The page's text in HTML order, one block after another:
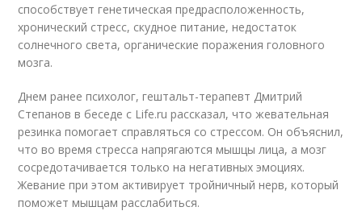
способствует генетическая предрасположенность,
хронический стресс, скудное питание, недостаток
солнечного света, органические поражения головного
мозга.
Днем ранее психолог, гештальт-терапевт Дмитрий
Степанов в беседе с Life.ru рассказал, что жевательная
резинка помогает справляться со стрессом. Он объяснил,
что во время стресса напрягаются мышцы лица, а мозг
сосредотачивается только на негативных эмоциях.
Жевание при этом активирует тройничный нерв, который
поможет мышцам расслабиться.